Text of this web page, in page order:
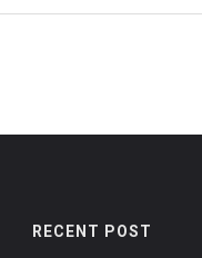
předcházet
RECENT POST